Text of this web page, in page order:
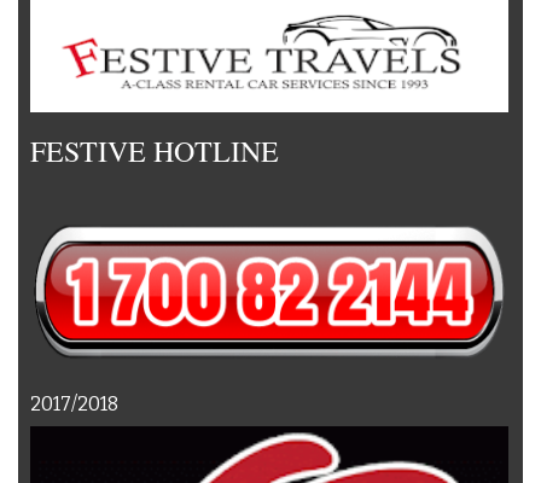
FESTIVE HOTLINE
2017/2018